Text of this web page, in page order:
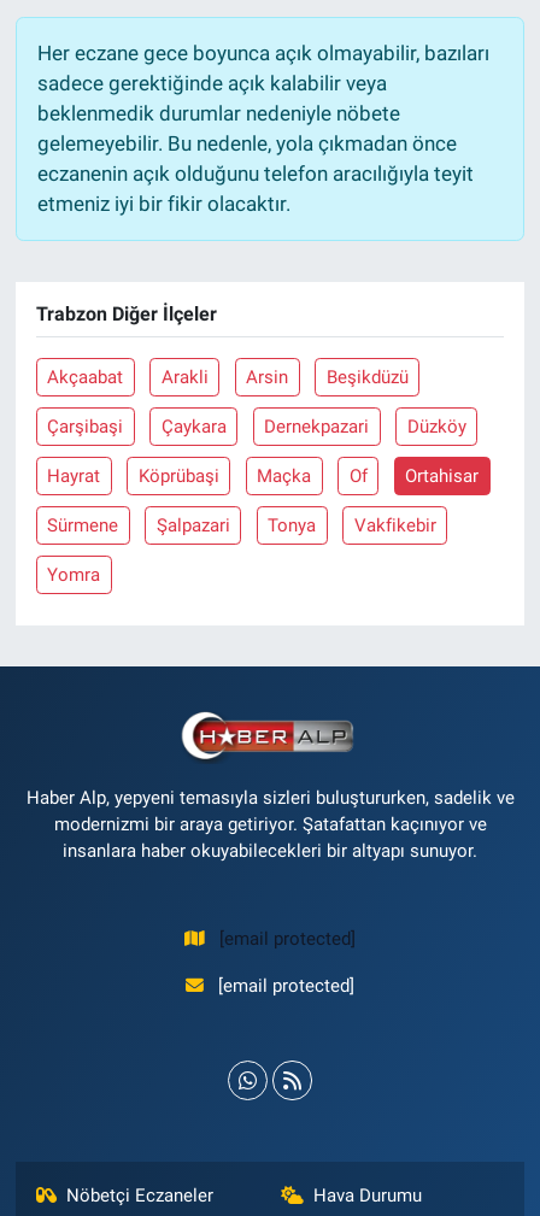
Her eczane gece boyunca açık olmayabilir, bazıları
sadece gerektiğinde açık kalabilir veya
beklenmedik durumlar nedeniyle nöbete
gelemeyebilir. Bu nedenle, yola çıkmadan önce
eczanenin açık olduğunu telefon aracılığıyla teyit
etmeniz iyi bir fikir olacaktır.
Trabzon Diğer İlçeler
Akçaabat Arakli Arsin Beşikdüzü
Çarşibaşi Çaykara Dernekpazari Düzköy
Hayrat Köprübaşi Maçka Of Ortahisar
Sürmene Şalpazari Tonya Vakfikebir
Yomra
Haber Alp, yepyeni temasıyla sizleri buluştururken, sadelik ve
modernizmi bir araya getiriyor. Şatafattan kaçınıyor ve
insanlara haber okuyabilecekleri bir altyapı sunuyor.
[email protected]
[email protected]
Nöbetçi Eczaneler Hava Durumu